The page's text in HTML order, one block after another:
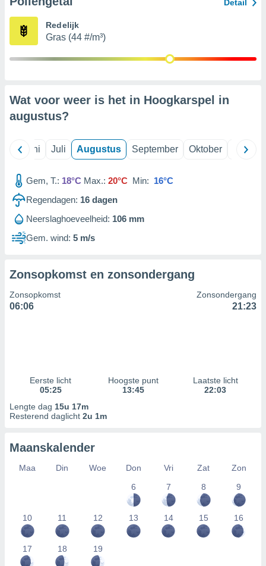
partners
Detail
Redelijk
Gras (44 #/m³)
Wat voor weer is het in Hoogkarspel in
augustus?
Juni Juli Augustus September Oktober
Gem, T.: 18°C Max.: 20°C Min: 16°C
Regendagen: 16 dagen
Neerslaghoeveelheid: 106 mm
Gem. wind: 5 m/s
Zonsopkomst en zonsondergang
Zonsopkomst
06:06
Zonsondergang
21:23
Eerste licht
05:25
Hoogste punt
13:45
Laatste licht
22:03
Lengte dag 15u 17m
Resterend daglicht 2u 1m
Maanskalender
Maa Din Woe Don Vri Zat
Zon
6
7 8 9
10 11 12 13 14 15 16
17 18 19